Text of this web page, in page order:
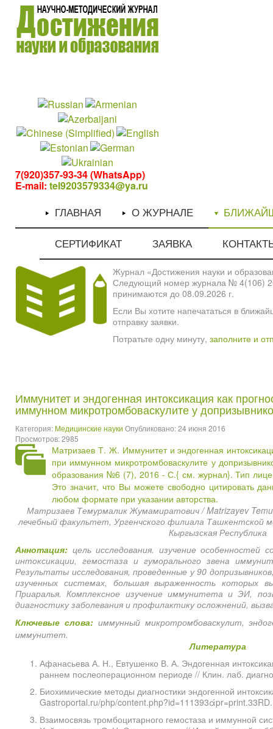
7(920)357-93-34 (WhatsApp)
E-mail: tel9203579334@ya.ru
ГЛАВНАЯ О ЖУРНАЛЕ
СЕРТИФИКАТ ЗАЯВКА
Журнал «Достижения науки и
Следующий номер журнала № 4(106)
принимаются до 08.09.2026 г.
Если Вы хотите напечататься в
отправку заявки.
Потратьте одну минуту, заполните и
Иммунитет и эндогенная интоксикация как
иммунном микротромбоваскулите у
Категория: Медицинские науки Опубликовано: 24 июня 2016
Просмотров: 2985
Матризаев Т. Ж. Иммунитет и эндогенная
при иммунном микротромбоваскулите у
образования №6 (7), 2016 - С.{ см. журнал}. Тип
Это значит, что Вы можете свободно цитировать
любом формате при указании авторства.
Матризаев Темурмалик Жумамиратович / Matrizayev
лечебный факультет, Ургенчского филиала Ташкентской
Кыргызская Республика
Аннотация: цель исследования. изучение особенностей
интоксикации, гемостаза и гуморального звена
Результаты исследования, проведенные у 90
изученных системах, большая выраженность которых
Приаралья. Комплексное изучение иммунитета и ЭИ,
диагностику заболевания и профилактику осложнений,
Ключевые слова:иммунный микротромбоваскулит,
иммунитет.
Литература
Афанасьева А. Н., Евтушенко В. А. Эндогенная
раннем послеоперационном периоде // Клин. лаб.
Биохимические методы диагностики эндогенной
Gastroportal.ru/php/content.php?id=111393άpr=print.33RD.
Взаимосвязь тромбоцитарного гемостаза и иммунной